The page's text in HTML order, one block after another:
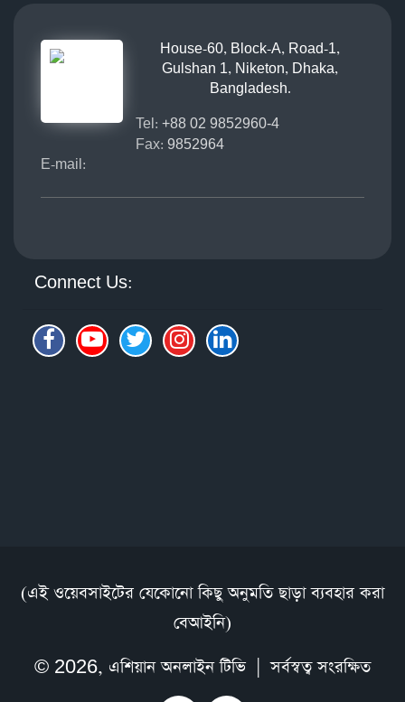
House-60, Block-A, Road-1,
Gulshan 1, Niketon, Dhaka,
Bangladesh.
Tel: +88 02 9852960-4
Fax: 9852964
E-mail:
Connect Us:
(এই ওয়েবসাইটের যেকোনো কিছু অনুমতি ছাড়া ব্যবহার করা
বেআইনি)
© 2026, এশিয়ান অনলাইন টিভি| সর্বস্বত্ব সংরক্ষিত